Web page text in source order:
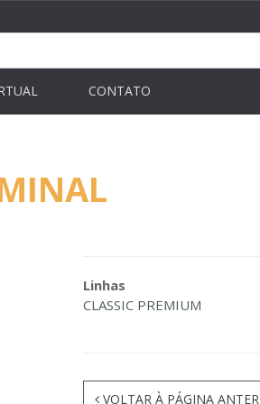
CONTATO
Linhas
CLASSIC PREMIUM
VOLTAR À PÁGINA